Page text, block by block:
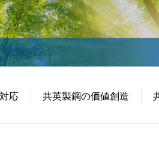
応 共英製鋼の価値創造
よくあるご質問
ポリシー・免責事項
告・動画ギャラリー